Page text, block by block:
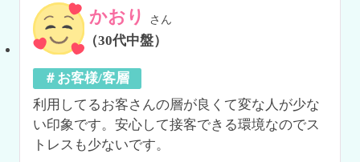
かおり さん
（30代中盤）
＃お客様/客層
利用してるお客さんの層が良くて変な人が少な
い印象です。安心して接客できる環境なのでス
トレスも少ないです。